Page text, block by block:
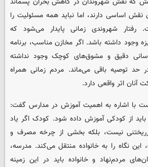
اساسی دارند، اما نباید همه مسئولیت را
شهروندی زمانی پایدار می‌شود که
وجود داشته باشد. اگر مخازن مناسب، برنامه
دقیق و مشوق‌های کوچک وجود نداشته
حد توصیه باقی می‌ماند. مردم زمانی همراه
آنان اثر واقعی دارد.
با اشاره به اهمیت آموزش در مدارس گفت:
از کودکی آموزش داده شود. کودک اگر یاد
نیست، بلکه بخشی از چرخه مصرف و
نگاه را به خانواده منتقل می‌کند. مدرسه،
مردم‌نهاد و خانواده باید در این زمینه